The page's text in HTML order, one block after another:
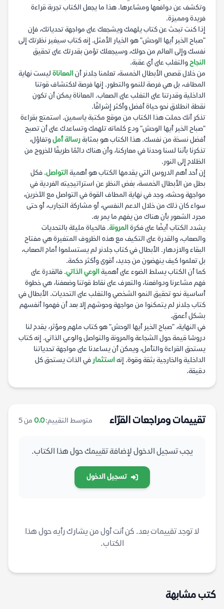
وتكشف عن دوافعها ومشاعرها. هذا ما يجعل الكتاب تجربة قراءة
فريدة ومميزة.
إذا كنت تبحث عن كتاب يلهمك ويشجعك على مواجهة تحدياتك، فإن
"صباح الخير أيها الوحش" هو الخيار الأمثل. إنه كتاب سيغير نظرتك إلى
نفسك وإلى العالم من حولك، وسيجعلك تؤمن بقدرتك على تحقيق
النجاحوالتغلب على أي عقبة.
من خلال قصص الأبطال الخمسة، تعلمنا جلدنر أنالمعاناة ليست نهاية
المطاف، بل هي فرصة للنمو والتطور. إنها فرصة لاكتشاف قوتنا
الداخلية وقدرتنا على التغلب على الصعاب. المعاناة يمكن أن تكون
نقطة انطلاق نحو حياة أفضل وأكثر إشراقًا.
تذكر أنك حملت هذا الكتاب من موقع مكتبة ياسمين. استمتع بقراءة
"صباح الخير أيها الوحش" ودع كلماته تلهمك وتساعدك على أن تصبح
أفضل نسخة من نفسك. هذا الكتاب هو بمثابةرسالة أملوتفاؤل،
تذكرنا بأننا لسنا وحدنا في معاركنا، وأن هناك دائمًا طريقًا للخروج من
الظلام إلى النور.
إن أحد أهم الدروس التي يقدمها الكتاب هو أهميةالتواصل. فكل
بطل من الأبطال الخمسة، بغض النظر عن استراتيجيته الفردية في
مواجهة وحشه، وجد في نهاية المطاف القوة في التواصل مع الآخرين،
سواء كان ذلك من خلال الدعم النفسي، أو مشاركة التجارب، أو حتى
مجرد الشعور بأن هناك من يفهم ما يمر به.
يشدد الكتاب أيضًا على فكرةالمرونة. فالحياة مليئة بالتحديات
والصعاب، والقدرة على التكيف مع هذه الظروف المتغيرة هي مفتاح
البقاء والازدهار. الأبطال في كتاب جلدنر لم يستسلموا أمام الصعاب،
بل تعلموا كيف ينهضون من جديد، أقوى وأكثر حكمة.
كما أن الكتاب يسلط الضوء على أهميةالوعي الذاتي. فالقدرة على
فهم مشاعرنا ودوافعنا، والتعرف على نقاط قوتنا وضعفنا، هي خطوة
أساسية نحو تحقيق النمو الشخصي والتغلب على التحديات. الأبطال في
كتاب جلدنر لم يتمكنوا من مواجهة وحوشهم إلا بعد أن فهموا أنفسهم
بشكل أعمق.
في النهاية، "صباح الخير أيها الوحش" هو كتاب ملهم ومؤثر، يقدم لنا
دروسًا قيمة حول الشجاعة والمرونة والتواصل والوعي الذاتي. إنه كتاب
يستحق القراءة والتأمل، ويمكن أن يساعدنا على مواجهة تحدياتنا
الداخلية والخارجية بثقة وقوة. إنهاستثمار في الذات يستحق كل
دقيقة.
تقييمات ومراجعات القرّاء متوسط التقييم:0.0 من 5
يجب تسجيل الدخول لإضافة تقييمك حول هذا الكتاب.
تسجيل الدخول
لا توجد تقييمات بعد. كن أنت أول من يشارك رأيه حول هذا
الكتاب.
كتب مشابهة